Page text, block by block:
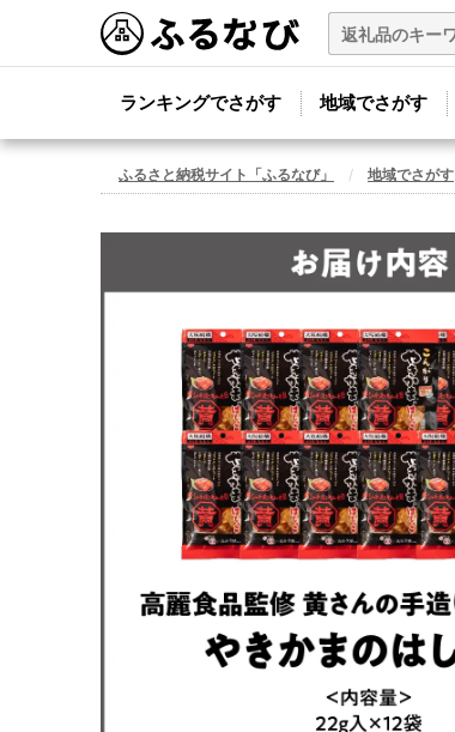
ランキングでさがす 地域でさがす
ふるさと納税サイト「ふるなび」 地域でさがす